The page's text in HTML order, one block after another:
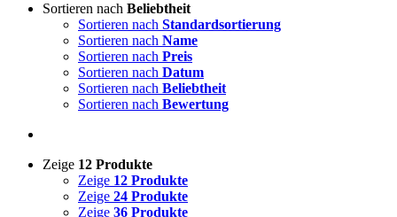
Sortieren nach Beliebtheit
Sortieren nach Standardsortierung
Sortieren nach Name
Sortieren nach Preis
Sortieren nach Datum
Sortieren nach Beliebtheit
Sortieren nach Bewertung
Zeige 12 Produkte
Zeige 12 Produkte
Zeige 24 Produkte
Zeige 36 Produkte